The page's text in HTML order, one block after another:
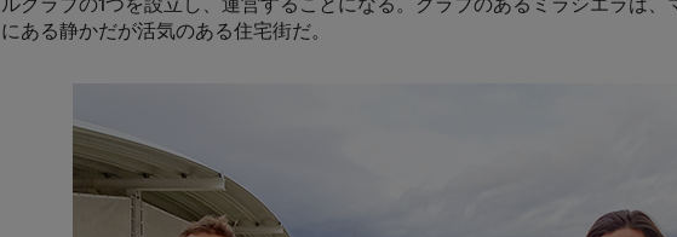
にある静かだが活気のある住宅街だ。